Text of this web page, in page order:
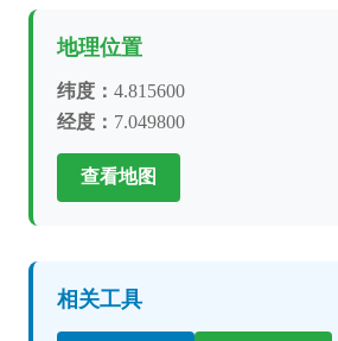
地理位置
纬度： 4.815600
经度： 7.049800
查看地图
相关工具